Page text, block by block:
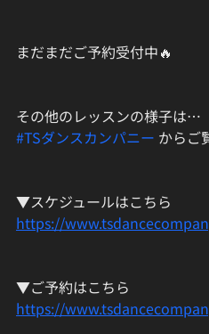
まだまだご予約受付中🔥
その他のレッスンの様子は…
#TSダンスカンパニー からご
▼スケジュールはこちら
https://
▼ご予約はこちら
https://